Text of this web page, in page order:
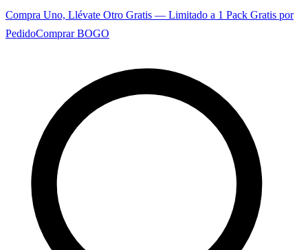
Compra Uno, Llévate Otro Gratis — Limitado a 1 Pack Gratis por
PedidoComprar BOGO